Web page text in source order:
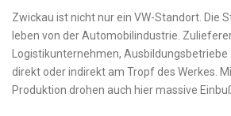
Zwickau ist nicht nur ein VW-Standort. Die
leben von der Automobilindustrie.
Logistikunternehmen, Ausbildungsbetriebe
direkt oder indirekt am Tropf des Werkes.
Produktion drohen auch hier massive